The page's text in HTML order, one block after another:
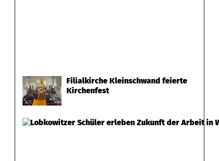
Filialkirche Kleinschwand feierte
Kirchenfest